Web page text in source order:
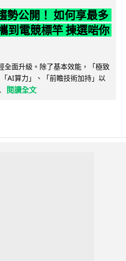
勢公開！ 如何享最多
電競標竿 揀選啱你
全面升級。除了基本效能，「極致
AI算力」、「前瞻技術加持」以
閱讀全文